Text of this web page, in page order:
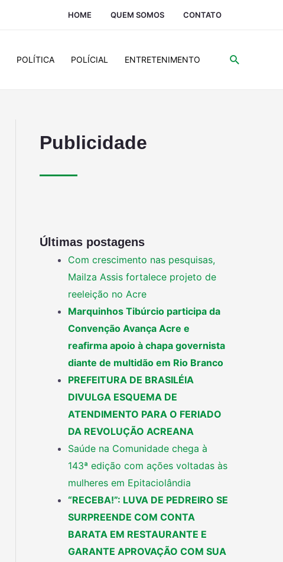
HOME QUEM SOMOS CONTATO
POLÍTICA POLÍCIAL ENTRETENIMENTO
Publicidade
Últimas postagens
Com crescimento nas pesquisas,
Mailza Assis fortalece projeto de
reeleição no Acre
Marquinhos Tibúrcio participa da
Convenção Avança Acre e
reafirma apoio à chapa governista
diante de multidão em Rio Branco
PREFEITURA DE BRASILÉIA
DIVULGA ESQUEMA DE
ATENDIMENTO PARA O FERIADO
DA REVOLUÇÃO ACREANA
Saúde na Comunidade chega à
143ª edição com ações voltadas às
mulheres em Epitaciolândia
“RECEBA!”: LUVA DE PEDREIRO SE
SURPREENDE COM CONTA
BARATA EM RESTAURANTE E
GARANTE APROVAÇÃO COM SUA